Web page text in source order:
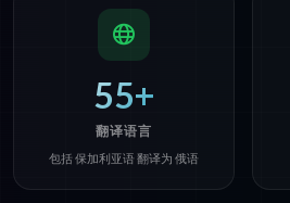
55+
翻译语言
包括 保加利亚语 翻译为 俄语